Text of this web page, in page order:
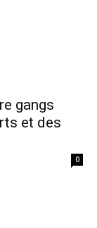
gangs
et des
0